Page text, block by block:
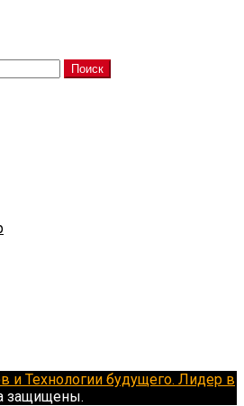
и Технологии будущего. Лидер в
защищены.